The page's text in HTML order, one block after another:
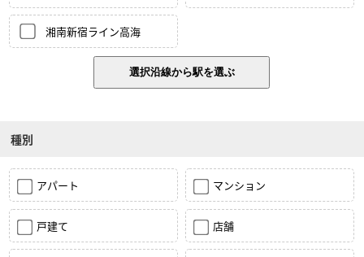
湘南新宿ライン高海
種別
アパート マンション
戸建て 店舗